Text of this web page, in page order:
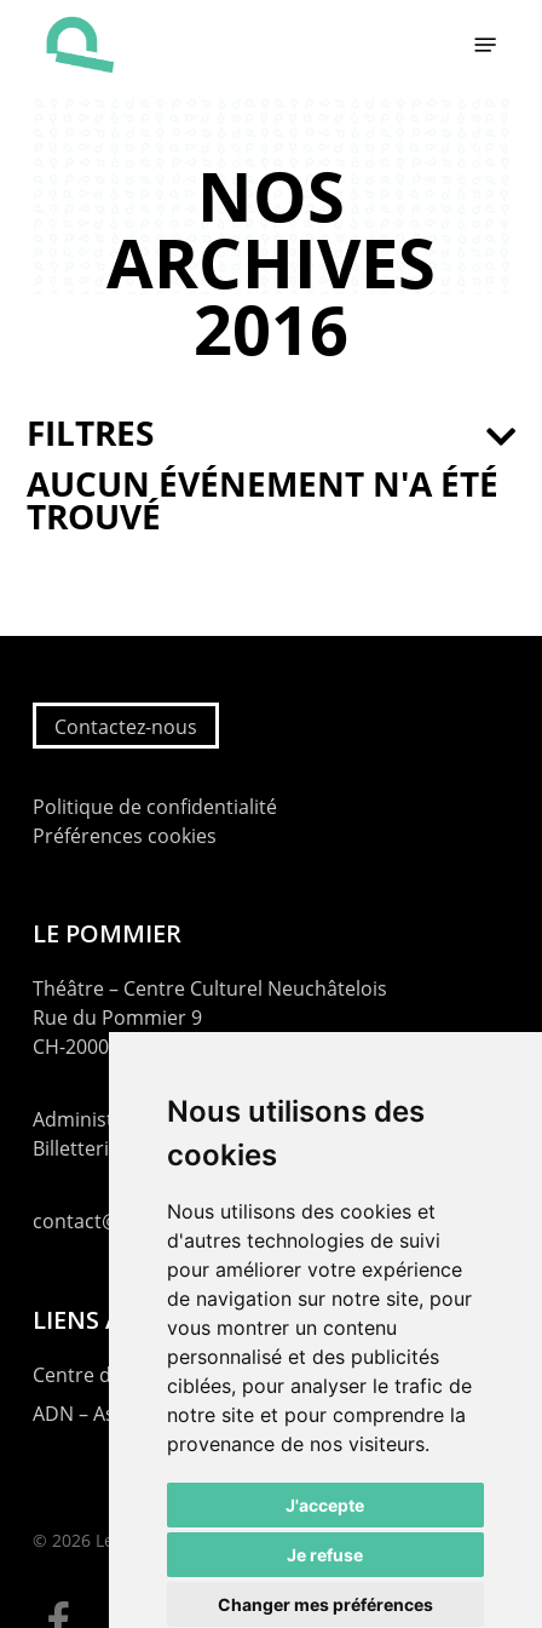
Nous utilisons des
cookies
Nous utilisons des cookies et
d'autres technologies de suivi
pour améliorer votre expérience
de navigation sur notre site, pour
vous montrer un contenu
personnalisé et des publicités
ciblées, pour analyser le trafic de
notre site et pour comprendre la
provenance de nos visiteurs.
J'accepte
Je refuse
Changer mes préférences
NOS
ARCHIVES
2016
AUCUN ÉVÉNEMENT N'A ÉTÉ
TROUVÉ
FILTRES
Contactez-nous
Politique de confidentialité
Préférences cookies
LE POMMIER
Théâtre – Centre Culturel Neuchâtelois
Rue du Pommier 9
CH-2000 Neuchâtel
Administration : +41 32 725 03 03
Billetterie : +41 32 725 05 05
contact@lepommier.ch
LIENS AMIS
Centre de culture ABC
ADN – Association Danse Neuchâtel
© 2026 Le Pommier.
facebook email